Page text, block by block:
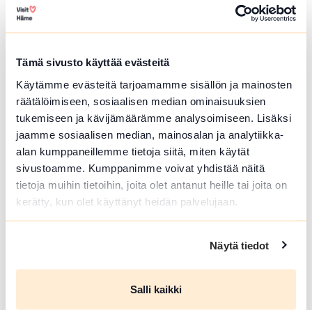
Tämä sivusto käyttää evästeitä
Käytämme evästeitä tarjoamamme sisällön ja mainosten
räätälöimiseen, sosiaalisen median ominaisuuksien
tukemiseen ja kävijämäärämme analysoimiseen. Lisäksi
jaamme sosiaalisen median, mainosalan ja analytiikka-
alan kumppaneillemme tietoja siitä, miten käytät
sivustoamme. Kumppanimme voivat yhdistää näitä
tietoja muihin tietoihin, joita olet antanut heille tai joita on
kerätty, kun olet käyttänyt heidän palvelujaan.
Näytä tiedot
Salli kaikki
päivärukoushetkiin myös kesällä!
🙏🏻✝️ 🔖Kerran kuukaudessa myös
Lue lisää tapahtumasta Kesän rukoushetket